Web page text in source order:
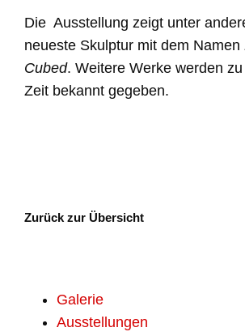
Die Ausstellung zeigt unter
neueste Skulptur mit dem Namen
Cubed. Weitere Werke werden
Zeit bekannt gegeben.
Zurück zur Übersicht
Galerie
Ausstellungen